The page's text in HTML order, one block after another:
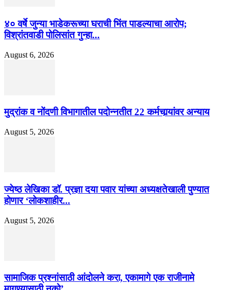
४० वर्षे जुन्या भाडेकरूच्या घराची भिंत पाडल्याचा आरोप;
विश्रांतवाडी पोलिसांत गुन्हा...
August 6, 2026
मुद्रांक व नोंदणी विभागातील पदोन्नतीत 22 कर्मचार्‍यांवर अन्याय
August 5, 2026
ज्येष्ठ लेखिका डॉ. प्रज्ञा दया पवार यांच्या अध्यक्षतेखाली पुण्यात
होणार ‘लोकशाहीर...
August 5, 2026
सामाजिक प्रश्नांसाठी आंदोलने करा, एकामागे एक राजीनामे